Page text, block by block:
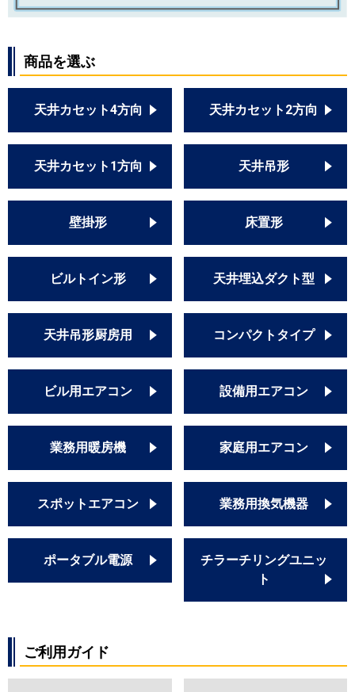
商品を選ぶ
天井カセット4方向 天井カセット2方向
天井カセット1方向 天井吊形
壁掛形 床置形
ビルトイン形 天井埋込ダクト型
天井吊形厨房用 コンパクトタイプ
ビル用エアコン 設備用エアコン
業務用暖房機 家庭用エアコン
スポットエアコン 業務用換気機器
ポータブル電源
チラーチリングユニッ
ト
ご利用ガイド